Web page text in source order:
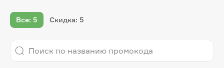
Все: 5 Скидка: 5